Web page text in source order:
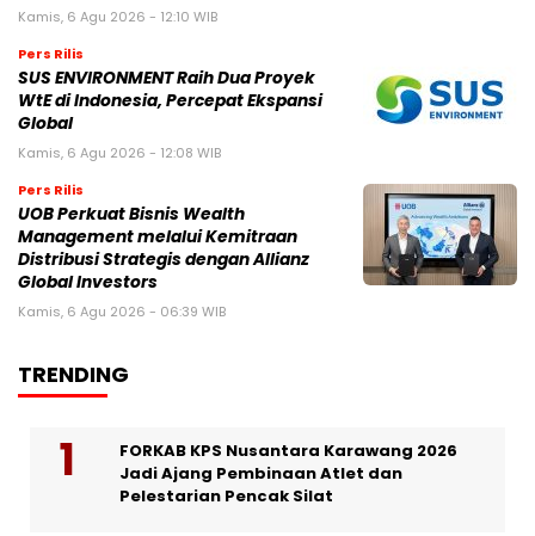
Kamis, 6 Agu 2026 - 12:10 WIB
Pers Rilis
SUS ENVIRONMENT Raih Dua Proyek
WtE di Indonesia, Percepat Ekspansi
Global
Kamis, 6 Agu 2026 - 12:08 WIB
Pers Rilis
UOB Perkuat Bisnis Wealth
Management melalui Kemitraan
Distribusi Strategis dengan Allianz
Global Investors
Kamis, 6 Agu 2026 - 06:39 WIB
TRENDING
FORKAB KPS Nusantara Karawang 2026
Jadi Ajang Pembinaan Atlet dan
Pelestarian Pencak Silat